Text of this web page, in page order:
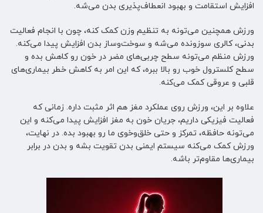
افزایش استقامت و بهبود انعطاف‌پذیری بدن می‌شه.
ورزش همچنین می‌تونه به تنظیم وزن کمک کنه، چون با انجام فعالیت
بدنی، کالری سوزونده می‌شه و سوخت‌وساز بدن افزایش پیدا می‌کنه.
ورزش منظم می‌تونه سطح چربی‌های مضر در خون رو کاهش بده و
سطح کلسترول خوب رو بالا ببره، که این امر به کاهش خطر بیماری‌های
قلبی و عروقی کمک می‌کنه.
علاوه بر این، ورزش روی عملکرد مغز هم اثر مثبت داره. زمانی که
فعالیت فیزیکی داریم، جریان خون به مغز افزایش پیدا می‌کنه و این
می‌تونه حافظه، تمرکز و حتی خلق‌وخوی ما رو بهبود بده. در نهایت،
ورزش کمک می‌کنه سیستم ایمنی بدن تقویت بشه و بدن در برابر
بیماری‌ها مقاوم‌تر باشه.